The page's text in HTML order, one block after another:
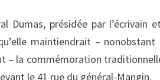
T
I
Dumas, présidée par l’écrivain
maintiendrait – nonobstant
– la commémoration
le 41 rue du général-Mangin.